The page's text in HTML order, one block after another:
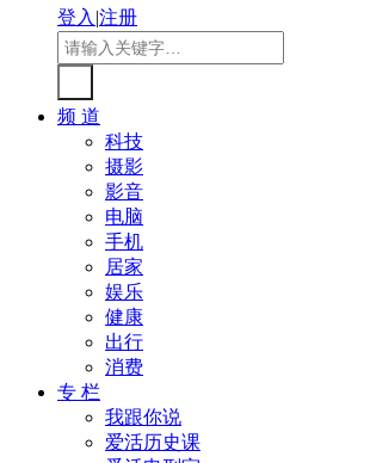
登入|注册
频 道
科技
摄影
影音
电脑
手机
居家
娱乐
健康
出行
消费
专 栏
我跟你说
爱活历史课